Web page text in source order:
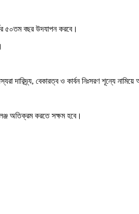
৫০তম বছর উদযাপন করবে।
দারিদ্র্য, বেকারত্ব ও কার্বন নিঃসরণ শূন্যে
অতিক্রম করতে সক্ষম হবে।